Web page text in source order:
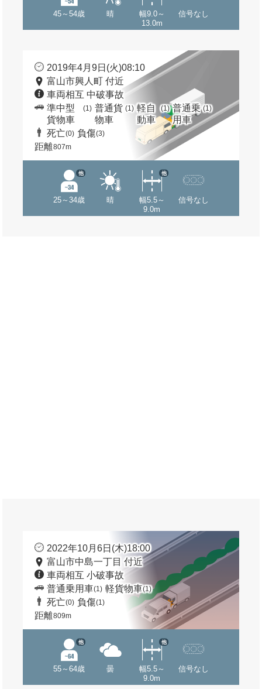
45～54歳 晴
幅9.0～
13.0m
信号なし
2019年4月9日(火)08:10
富山市興人町 付近
車両相互 中破事故
準中型
貨物車
(1) 普通貨
物車
(1) 軽自
動車
(1) 普通乗
用車
(1)
死亡(0) 負傷(3)
距離807m
25～34歳
他
晴
幅5.5～
9.0m
他
信号なし
2022年10月6日(木)18:00
富山市中島一丁目 付近
車両相互 小破事故
普通乗用車(1) 軽貨物車(1)
死亡(0) 負傷(1)
距離809m
55～64歳
他
曇
幅5.5～
9.0m
他
信号なし